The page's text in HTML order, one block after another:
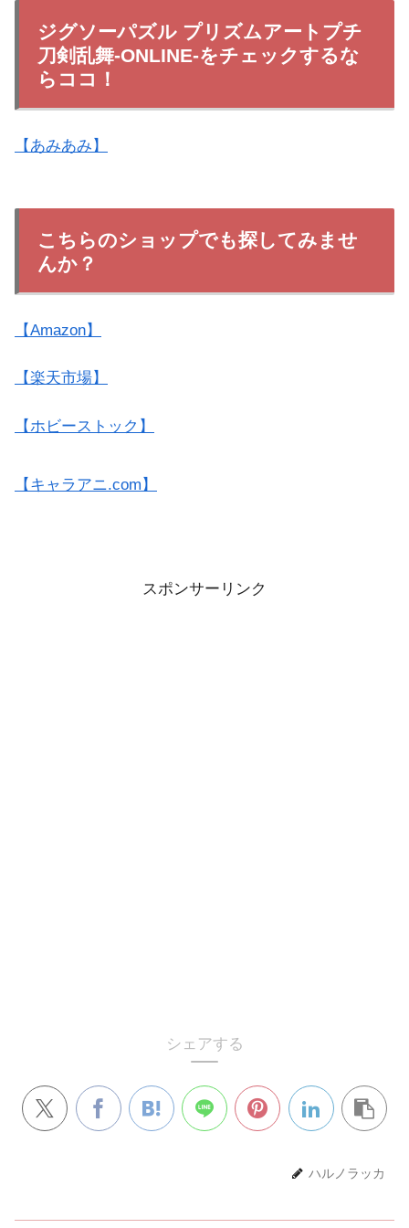
ジグソーパズル プリズムアートプチ
刀剣乱舞-ONLINE-をチェックするな
らココ！
【あみあみ】
こちらのショップでも探してみませ
んか？
【Amazon】
【楽天市場】
【ホビーストック】
【キャラアニ.com】
スポンサーリンク
シェアする
ハルノラッカ